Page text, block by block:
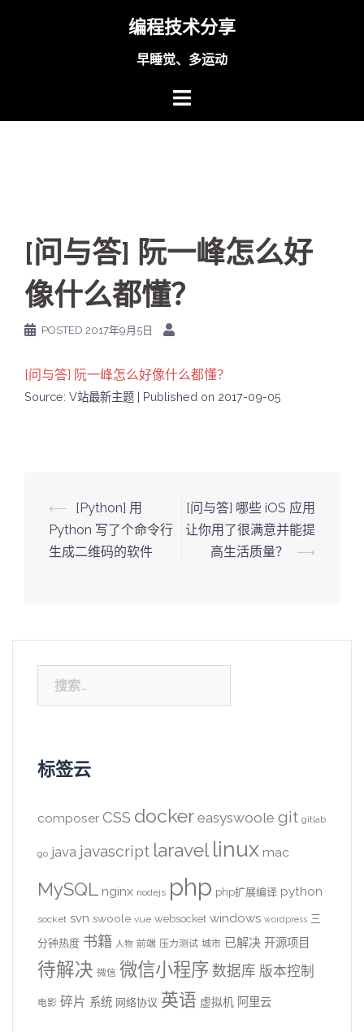
编程技术分享
早睡觉、多运动
[问与答] 阮一峰怎么好
像什么都懂？
POSTED 2017年9月5日
[问与答] 阮一峰怎么好像什么都懂？
Source: V站最新主题 Published on 2017-09-05
Post
navigation
⟵
[Python] 用
Python 写了个命令行
生成二维码的软件
[问与答] 哪些 iOS 应用
让你用了很满意并能提
高生活质量？
⟶
索：
标签云
composer CSS docker easyswoole git gitlab
go java javascript laravel linux mac
MySQL nginx nodejs php php扩展编译 python
socket svn swoole vue websocket windows wordpress 三
分钟热度 书籍 人物 前端 压力测试 城市 已解决 开源项目
待解决 微信 微信小程序 数据库 版本控制
电影 碎片 系统 网络协议 英语 虚拟机 阿里云